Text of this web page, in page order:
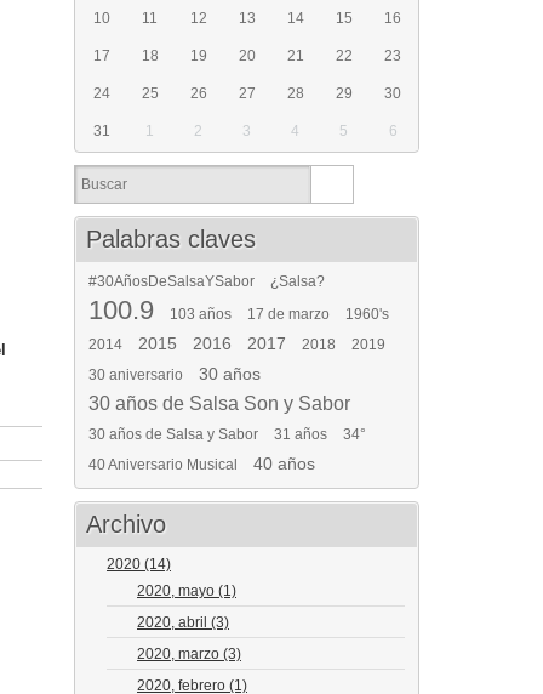
10 11 12 13 14 15 16
17 18 19 20 21 22 23
24 25 26 27 28 29 30
31 1 2 3 4 5 6
Palabras claves
#30AñosDeSalsaYSabor ¿Salsa?
100.9 103 años 17 de marzo
1960's
2014
2015 2016 2017 2018
2019
30 aniversario
30 años
30 años de Salsa Son y Sabor
30 años de Salsa y Sabor 31 años
34°
40 Aniversario Musical
40 años
Archivo
2020 (14)
2020, mayo (1)
2020, abril (3)
2020, marzo (3)
2020, febrero (1)